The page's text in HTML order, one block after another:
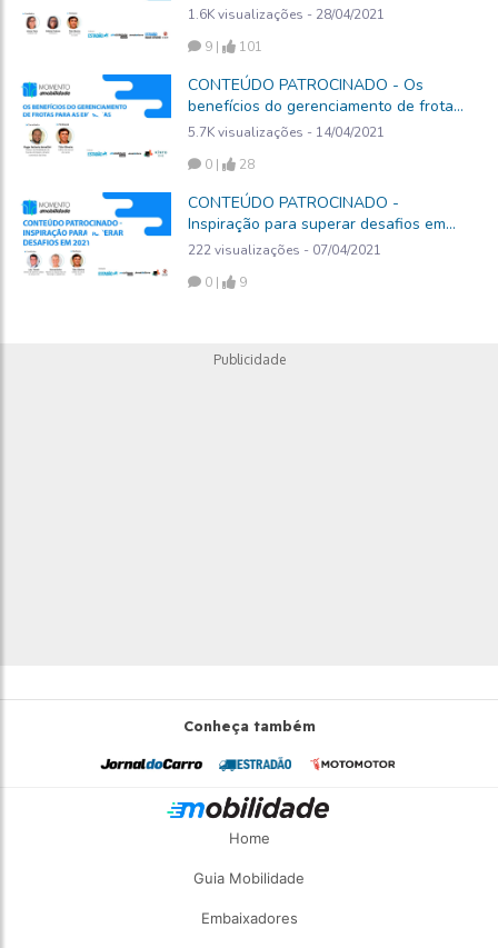
1.6K visualizações - 28/04/2021
9 |
101
CONTEÚDO PATROCINADO - Os
benefícios do gerenciamento de frotas
para as empresas
5.7K visualizações - 14/04/2021
0 |
28
CONTEÚDO PATROCINADO -
Inspiração para superar desafios em
2021
222 visualizações - 07/04/2021
0 |
9
Publicidade
Conheça também
Home
Guia Mobilidade
Embaixadores